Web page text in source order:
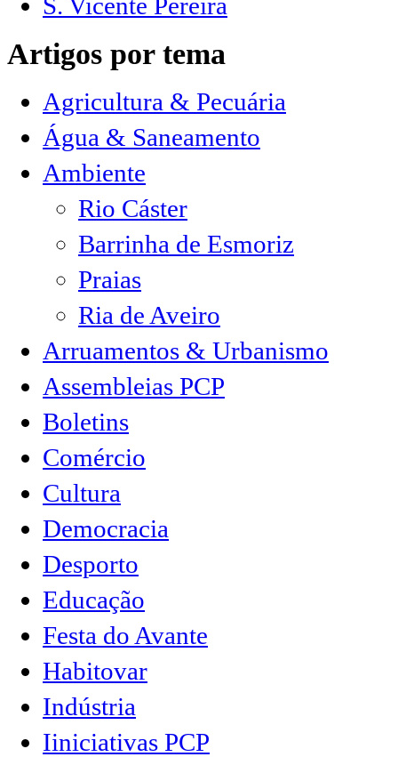
Artigos por tema
Agricultura & Pecuária
Água & Saneamento
Ambiente
Rio Cáster
Barrinha de Esmoriz
Praias
Ria de Aveiro
Arruamentos & Urbanismo
Assembleias PCP
Boletins
Comércio
Cultura
Democracia
Desporto
Educação
Festa do Avante
Habitovar
Indústria
Iiniciativas PCP